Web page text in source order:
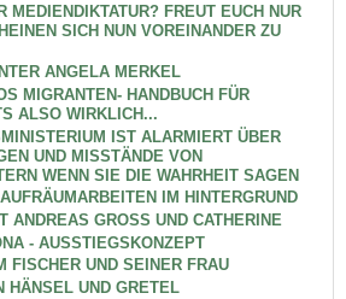
MEDIENDIKTATUR? FREUT EUCH NUR
SICH NUN VOREINANDER ZU
ANGELA MERKEL
MIGRANTEN- HANDBUCH FÜR
ALSO WIRKLICH...
IST ALARMIERT ÜBER
UND MISSTÄNDE VON
WENN SIE DIE WAHRHEIT SAGEN
IM HINTERGRUND
ANDREAS GROSS UND CATHERINE
- AUSSTIEGSKONZEPT
FISCHER UND SEINER FRAU
HÄNSEL UND GRETEL